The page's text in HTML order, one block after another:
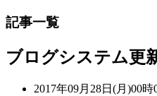
記事一覧
ブログシステム更
2017年09月28日(月)00時